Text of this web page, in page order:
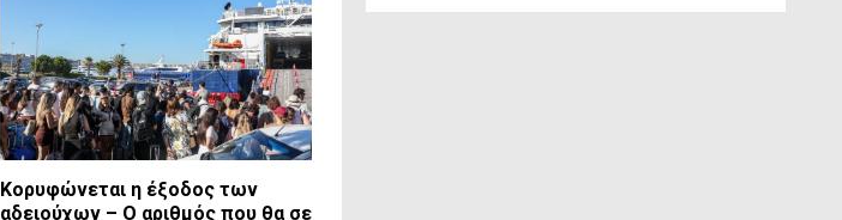
Κορυφώνεται η έξοδος των
αδειούχων – Ο αριθμός που θα σε